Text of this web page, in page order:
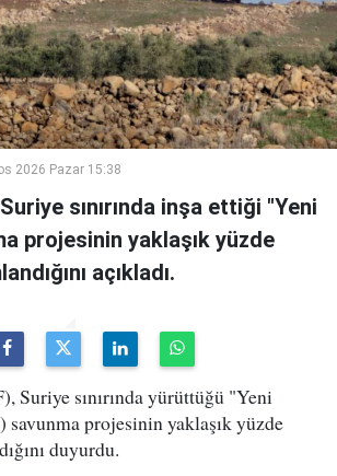
2026 Pazar 15:38
sınırında inşa ettiği "Yeni
projesinin yaklaşık yüzde
açıkladı.
Suriye sınırında yürüttüğü "Yeni
projesinin yaklaşık yüzde
duyurdu.